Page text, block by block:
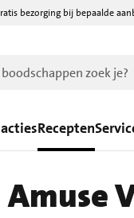
bezorging bij bepaalde
Recepten
Amuse